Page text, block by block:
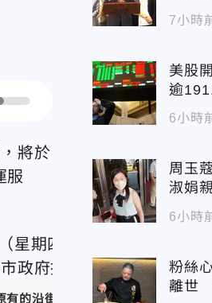
將於
服
的沿街收運模式，轉為「定時定
7小時
美股
逾
3%
6小時
周玉
淑娟
6小時
粉絲
離世